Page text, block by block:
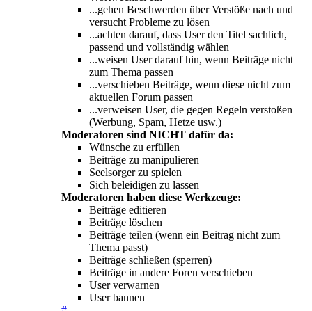
...gehen Beschwerden über Verstöße nach und
versucht Probleme zu lösen
...achten darauf, dass User den Titel sachlich,
passend und vollständig wählen
...weisen User darauf hin, wenn Beiträge nicht
zum Thema passen
...verschieben Beiträge, wenn diese nicht zum
aktuellen Forum passen
...verweisen User, die gegen Regeln verstoßen
(Werbung, Spam, Hetze usw.)
Moderatoren sind NICHT dafür da:
Wünsche zu erfüllen
Beiträge zu manipulieren
Seelsorger zu spielen
Sich beleidigen zu lassen
Moderatoren haben diese Werkzeuge:
Beiträge editieren
Beiträge löschen
Beiträge teilen (wenn ein Beitrag nicht zum
Thema passt)
Beiträge schließen (sperren)
Beiträge in andere Foren verschieben
User verwarnen
User bannen